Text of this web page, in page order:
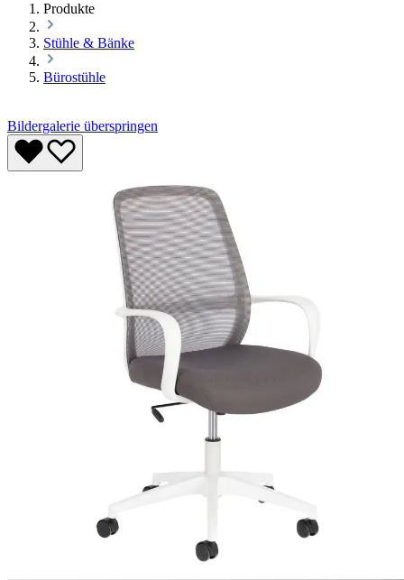
Produkte
Stühle & Bänke
Bürostühle
Bildergalerie überspringen